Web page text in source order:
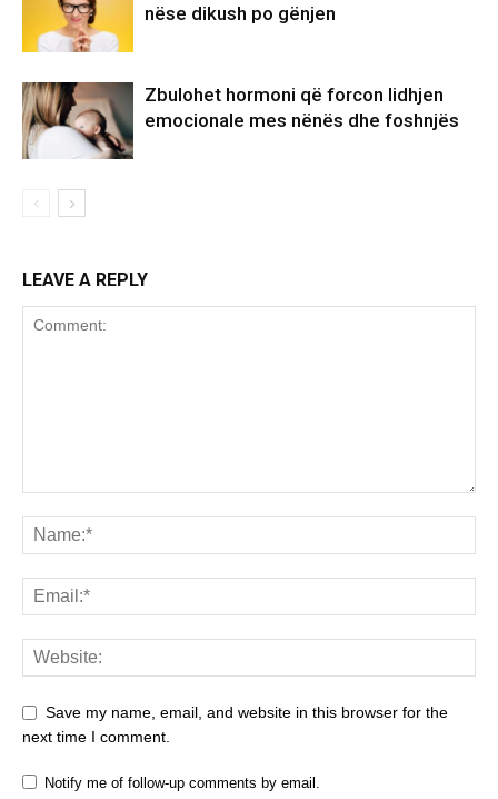
nëse dikush po gënjen
Zbulohet hormoni që forcon lidhjen
emocionale mes nënës dhe foshnjës
LEAVE A REPLY
Save my name, email, and website in this browser for the
next time I comment.
Notify me of follow-up comments by email.